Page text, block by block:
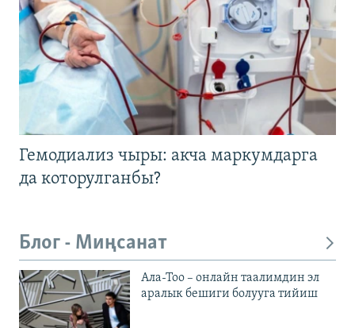
Гемодиализ чыры: акча маркумдарга
да которулганбы?
Блог - Миңсанат
Ала-Тоо – онлайн таалимдин эл
аралык бешиги болууга тийиш